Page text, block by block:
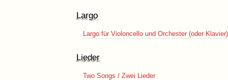
Largo
Largo für Violoncello und Orchester (oder Klavier)
Lieder
Two Songs / Zwei Lieder